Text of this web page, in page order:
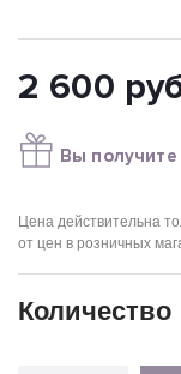
2 600
Вы
Цена действительна
от цен в розничных
Количество